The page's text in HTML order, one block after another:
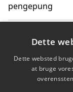
pengepung
Hvordan
plastik i havet
Spil kasinospil
guide til sikker
Dette
Dette websted
at bruge